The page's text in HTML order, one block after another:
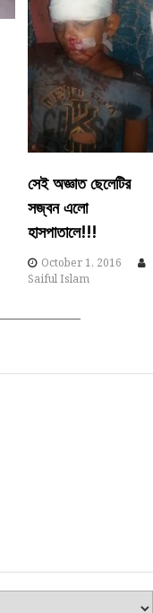
সেই অজ্ঞাত ছেলেটির
সজ্বন এলো
হাসপাতালে!!!
October 1, 2016
Saiful Islam